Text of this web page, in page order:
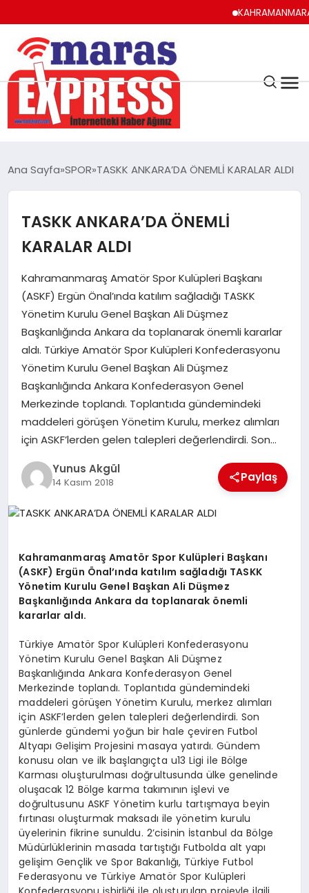
KAHRAMANMARAŞ
K.MARAŞ
AFŞİN
BİZE ULAŞIN
GÖKSUN
TÜRKOĞLU
PAZARCIK
KÜNYE
NURHAK
Ana Sayfa SPOR TASKK ANKARA’DA ÖNEMLİ KARALAR ALDI
TASKK ANKARA’DA ÖNEMLİ
KARALAR ALDI
Kahramanmaraş Amatör Spor Kulüpleri Başkanı
(ASKF) Ergün Önal’ında katılım sağladığı TASKK
Yönetim Kurulu Genel Başkan Ali Düşmez
Başkanlığında Ankara da toplanarak önemli kararlar
aldı. Türkiye Amatör Spor Kulüpleri Konfederasyonu
Yönetim Kurulu Genel Başkan Ali Düşmez
Başkanlığında Ankara Konfederasyon Genel
Merkezinde toplandı. Toplantıda gündemindeki
maddeleri görüşen Yönetim Kurulu, merkez alımları
için ASKF’lerden gelen talepleri değerlendirdi. Son…
Yunus Akgül
14 Kasım 2018 Paylaş
Kahramanmaraş Amatör Spor Kulüpleri Başkanı
(ASKF) Ergün Önal’ında katılım sağladığı TASKK
Yönetim Kurulu Genel Başkan Ali Düşmez
Başkanlığında Ankara da toplanarak önemli
kararlar aldı.
Türkiye Amatör Spor Kulüpleri Konfederasyonu
Yönetim Kurulu Genel Başkan Ali Düşmez
Başkanlığında Ankara Konfederasyon Genel
Merkezinde toplandı. Toplantıda gündemindeki
maddeleri görüşen Yönetim Kurulu, merkez alımları
için ASKF’lerden gelen talepleri değerlendirdi. Son
günlerde gündemi yoğun bir hale çeviren Futbol
Altyapı Gelişim Projesini masaya yatırdı. Gündem
konusu olan ve ilk başlangıçta u13 Ligi ile Bölge
Karması oluşturulması doğrultusunda ülke genelinde
oluşacak 12 Bölge karma takımının işlevi ve
doğrultusunu ASKF Yönetim kurlu tartışmaya beyin
fırtınası oluşturmak maksadı ile yönetim kurulu
üyelerinin fikrine sunuldu. 2’cisinin İstanbul da Bölge
Müdürlüklerinin masada tartıştığı Futbolda alt yapı
gelişim Gençlik ve Spor Bakanlığı, Türkiye Futbol
Federasyonu ve Türkiye Amatör Spor Kulüpleri